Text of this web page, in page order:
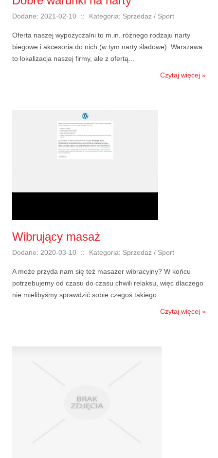
Dodane: 2021-02-10 :: Kategoria: Sprzedaż / Sport
Oferta naszej wypożyczalni to m.in. różnego rodzaju narty
biegowe i akcesoria do nich (w tym narty śladowe). Warszawa
to lokalizacja naszej firmy, ale z ofertą...
Czytaj więcej »
Wibrujący masaż
Dodane: 2020-03-10 :: Kategoria: Sprzedaż / Sport
A może przyda nam się też masażer wibracyjny? W końcu
potrzebujemy od czasu do czasu chwili relaksu, więc dlaczego
nie mielibyśmy sprawdzić sobie czegoś takiego....
Czytaj więcej »